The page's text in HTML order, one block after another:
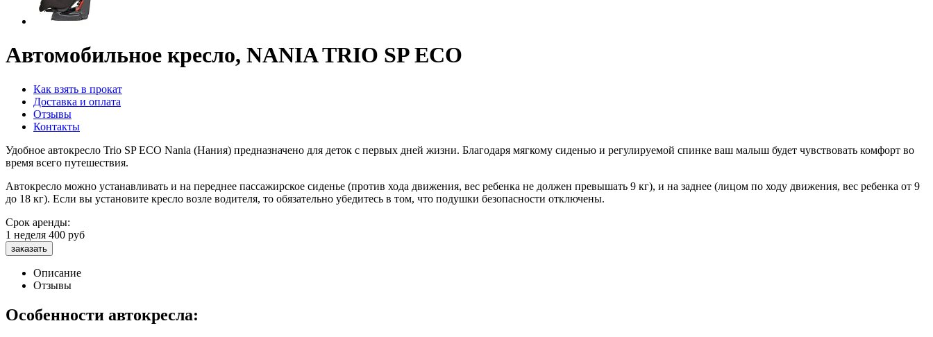
Автомобильное кресло, NANIA TRIO SP ECO
Как взять в прокат
Доставка и оплата
Отзывы
Контакты
Удобное автокресло Trio SP ECO Nania (Нания) предназначено для деток с первых дней жизни. Благодаря мягкому сиденью и регулируемой спинке ваш малыш будет чувствовать комфорт во
время всего путешествия.
Автокресло можно устанавливать и на переднее пассажирское сиденье (против хода движения, вес ребенка не должен превышать 9 кг), и на заднее (лицом по ходу движения, вес ребенка от 9
до 18 кг). Если вы установите кресло возле водителя, то обязательно убедитесь в том, что подушки безопасности отключены.
Срок аренды:
1 неделя 400 руб
Описание
Отзывы
Особенности автокресла: